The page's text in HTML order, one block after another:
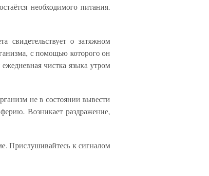
необходимого питания.
свидетельствует о затяжном
с помощью которого он
чистка языка утром
не в состоянии вывести
Возникает раздражение,
Прислушивайтесь к сигналом